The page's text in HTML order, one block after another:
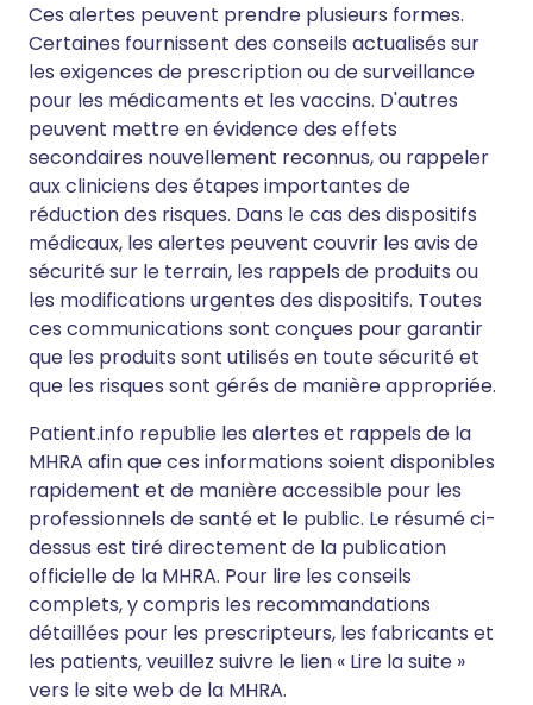
Ces alertes peuvent prendre plusieurs formes.
Certaines fournissent des conseils actualisés sur
les exigences de prescription ou de surveillance
pour les médicaments et les vaccins. D'autres
peuvent mettre en évidence des effets
secondaires nouvellement reconnus, ou rappeler
aux cliniciens des étapes importantes de
réduction des risques. Dans le cas des dispositifs
médicaux, les alertes peuvent couvrir les avis de
sécurité sur le terrain, les rappels de produits ou
les modifications urgentes des dispositifs. Toutes
ces communications sont conçues pour garantir
que les produits sont utilisés en toute sécurité et
que les risques sont gérés de manière appropriée.
Patient.info republie les alertes et rappels de la
MHRA afin que ces informations soient disponibles
rapidement et de manière accessible pour les
professionnels de santé et le public. Le résumé ci-
dessus est tiré directement de la publication
officielle de la MHRA. Pour lire les conseils
complets, y compris les recommandations
détaillées pour les prescripteurs, les fabricants et
les patients, veuillez suivre le lien « Lire la suite »
vers le site web de la MHRA.